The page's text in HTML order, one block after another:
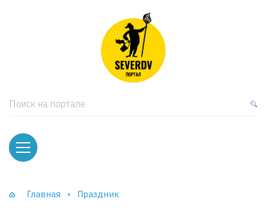
Поиск на портале
Главная Праздник
и тумбы